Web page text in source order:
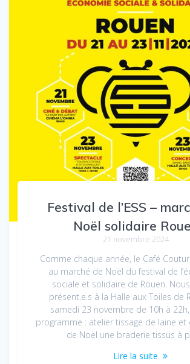
Festival de l’ESS –
Noël solidaire
21 novembre 2024
Comme chaque année, le Café
au marché de Noël du festival de
sociale et solidaire de Rouen.
présent.e.s à la Halle aux Toiles de
samedi 23 novembre de 10h à
programme : atelier tissage de laine et
de Noël une braderie tissus à
Lire la suite